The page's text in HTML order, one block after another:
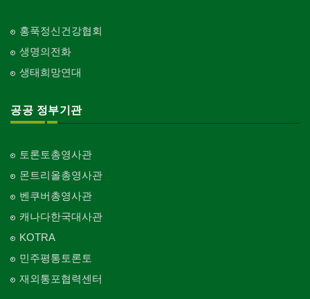
Church-7th Day Adventist
교회-씨 앤 엠에이
Church-C & MA
Church-Full Gospel
Church-Evangelical
Church-Mission
Church-Independent
교회-기타
홍푹정신건강협회
생명의전화
생태희망연대
공공 정부기관
토론토총영사관
몬트리올총영사관
벤쿠버총영사관
캐나다한국대사관
KOTRA
민주평통토론토
재외통포협력센터